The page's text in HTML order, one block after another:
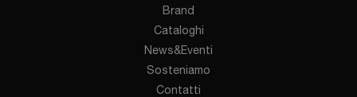
Brand
Cataloghi
News&Eventi
Sosteniamo
Contatti